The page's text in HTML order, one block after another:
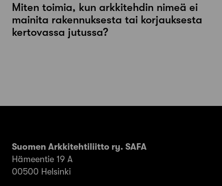
Miten toimia, kun arkkitehdin nimeä ei
mainita rakennuksesta tai korjauksesta
kertovassa jutussa?
Suomen Arkkitehtiliitto ry. SAFA
Hämeentie 19 A
00500 Helsinki